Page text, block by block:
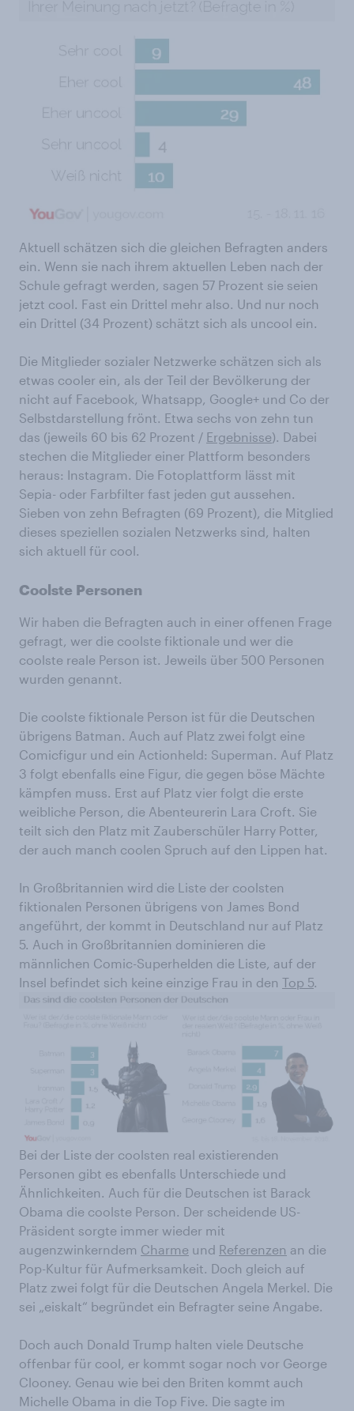
Aktuell schätzen sich die gleichen Befragten anders
ein. Wenn sie nach ihrem aktuellen Leben nach der
Schule gefragt werden, sagen 57 Prozent sie seien
jetzt cool. Fast ein Drittel mehr also. Und nur noch
ein Drittel (34 Prozent) schätzt sich als uncool ein.
Die Mitglieder sozialer Netzwerke schätzen sich als
etwas cooler ein, als der Teil der Bevölkerung der
nicht auf Facebook, Whatsapp, Google+ und Co der
Selbstdarstellung frönt. Etwa sechs von zehn tun
das (jeweils 60 bis 62 Prozent / Ergebnisse). Dabei
stechen die Mitglieder einer Plattform besonders
heraus: Instagram. Die Fotoplattform lässt mit
Sepia- oder Farbfilter fast jeden gut aussehen.
Sieben von zehn Befragten (69 Prozent), die Mitglied
dieses speziellen sozialen Netzwerks sind, halten
sich aktuell für cool.
Coolste Personen
Wir haben die Befragten auch in einer offenen Frage
gefragt, wer die coolste fiktionale und wer die
coolste reale Person ist. Jeweils über 500 Personen
wurden genannt.
Die coolste fiktionale Person ist für die Deutschen
übrigens Batman. Auch auf Platz zwei folgt eine
Comicfigur und ein Actionheld: Superman. Auf Platz
3 folgt ebenfalls eine Figur, die gegen böse Mächte
kämpfen muss. Erst auf Platz vier folgt die erste
weibliche Person, die Abenteurerin Lara Croft. Sie
teilt sich den Platz mit Zauberschüler Harry Potter,
der auch manch coolen Spruch auf den Lippen hat.
In Großbritannien wird die Liste der coolsten
fiktionalen Personen übrigens von James Bond
angeführt, der kommt in Deutschland nur auf Platz
5. Auch in Großbritannien dominieren die
männlichen Comic-Superhelden die Liste, auf der
Insel befindet sich keine einzige Frau in den Top 5.
Bei der Liste der coolsten real existierenden
Personen gibt es ebenfalls Unterschiede und
Ähnlichkeiten. Auch für die Deutschen ist Barack
Obama die coolste Person. Der scheidende US-
Präsident sorgte immer wieder mit
augenzwinkerndem Charme und Referenzen an die
Pop-Kultur für Aufmerksamkeit. Doch gleich auf
Platz zwei folgt für die Deutschen Angela Merkel. Die
sei „eiskalt“ begründet ein Befragter seine Angabe.
Doch auch Donald Trump halten viele Deutsche
offenbar für cool, er kommt sogar noch vor George
Clooney. Genau wie bei den Briten kommt auch
Michelle Obama in die Top Five. Die sagte im